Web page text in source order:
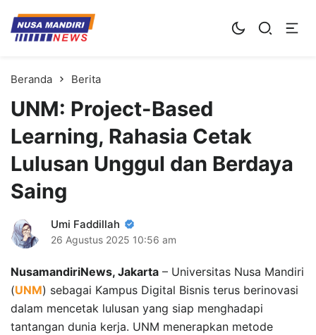
Kampus Digital Bisnis
Universitas Nusa Mandiri
Beranda Berita
UNM: Project-Based
Learning, Rahasia Cetak
Lulusan Unggul dan Berdaya
Saing
Umi Faddillah
26 Agustus 2025 10:56 am
NusamandiriNews, Jakarta – Universitas Nusa Mandiri
(UNM) sebagai Kampus Digital Bisnis terus berinovasi
dalam mencetak lulusan yang siap menghadapi
tantangan dunia kerja. UNM menerapkan metode